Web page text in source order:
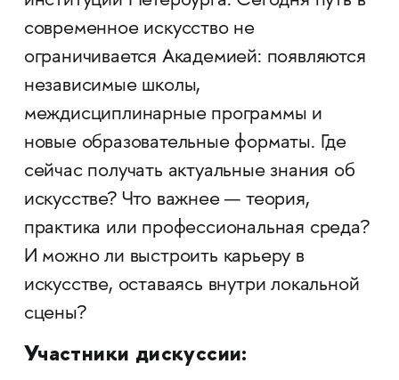
современное искусство не
ограничивается Академией: появляются
независимые школы,
междисциплинарные программы и
новые образовательные форматы. Где
сейчас получать актуальные знания об
искусстве? Что важнее — теория,
практика или профессиональная среда?
И можно ли выстроить карьеру в
искусстве, оставаясь внутри локальной
сцены?
Участники дискуссии: